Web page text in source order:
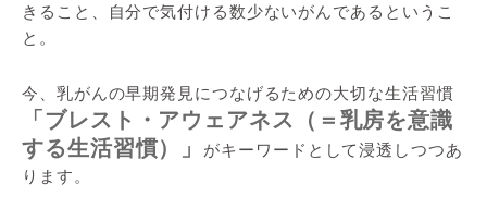
きること、自分で気付ける数少ないがんであるというこ
と。
今、乳がんの早期発見につなげるための大切な生活習慣
「ブレスト・アウェアネス（＝乳房を意識
する生活習慣）」
がキーワードとして浸透しつつあ
ります。